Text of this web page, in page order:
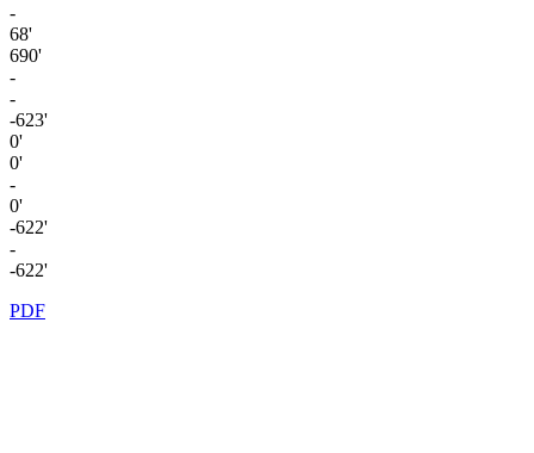
-
68'
690'
-
-
-623'
0'
0'
-
0'
-622'
-
-622'
PDF